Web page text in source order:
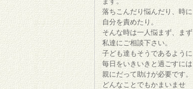
落ちこんだり悩んだり、時に
自分を責めたり。
そんな時は一人悩まず、まず
私達にご相談下さい。
子ども達もそうであるように
毎日をいきいきと過ごすには
親にだって助けが必要です。
どんなことでもかまいませ